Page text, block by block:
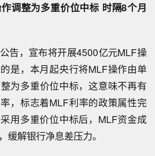
作调整为多重价位中标 时隔8个月
告，宣布将开展4500亿元MLF操
是，本月起央行将MLF操作由单
为多重价位中标，这意味不再有
，标志着MLF利率的政策属性完
用多重价位中标后，MLF资金成
缓解银行净息差压力。